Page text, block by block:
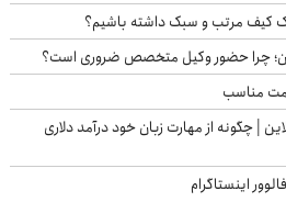
کیف مرتب و سبک داشته باشیم؟
چرا حضور وکیل متخصص ضروری است؟
مناسب
| چگونه از مهارت زبان خود درآمد دلاری
اینستاگرام